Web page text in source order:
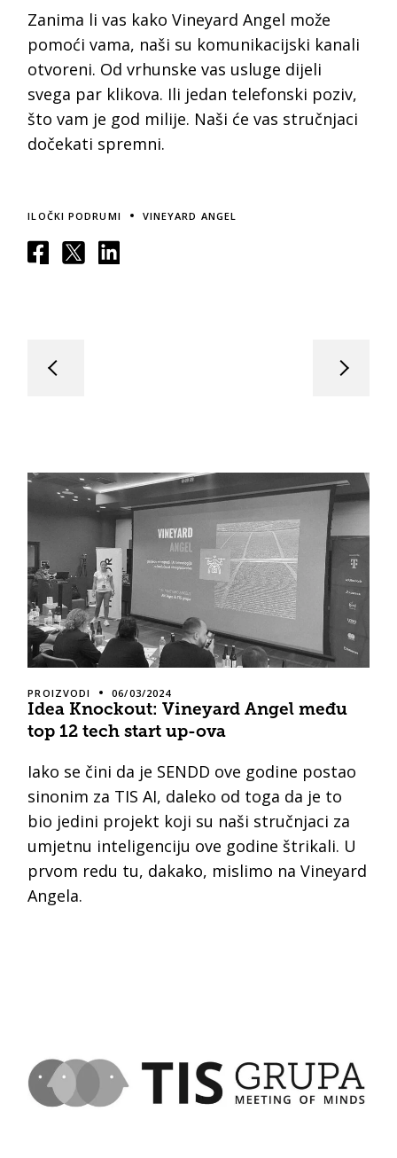
Zanima li vas kako Vineyard Angel može
pomoći vama, naši su komunikacijski kanali
otvoreni. Od vrhunske vas usluge dijeli
svega par klikova. Ili jedan telefonski poziv,
što vam je god milije. Naši će vas stručnjaci
dočekati spremni.
ILOČKI PODRUMI VINEYARD ANGEL
PROIZVODI 06/03/2024
Idea Knockout: Vineyard Angel među
top 12 tech start up-ova
Iako se čini da je SENDD ove godine postao
sinonim za TIS AI, daleko od toga da je to
bio jedini projekt koji su naši stručnjaci za
umjetnu inteligenciju ove godine štrikali. U
prvom redu tu, dakako, mislimo na Vineyard
Angela.